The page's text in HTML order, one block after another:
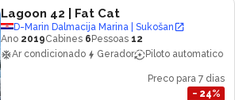
Lagoon 42 | Fat Cat
D-Marin Dalmacija Marina | Sukošan
Ano 2019Cabines 6 Pessoas 12
Ar condicionado
Gerador Piloto automatico
Preco para 7 dias
− 24%